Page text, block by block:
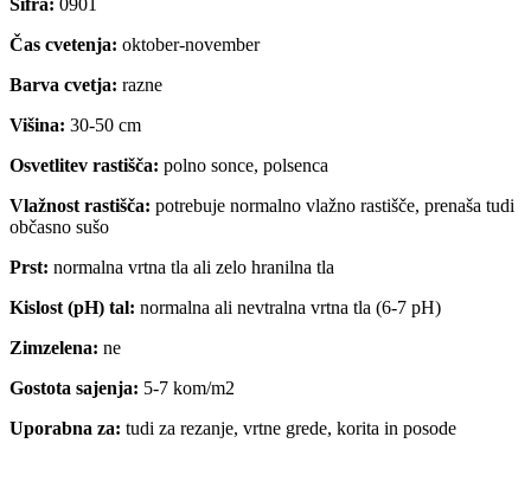
Čas cvetenja: oktober-november
Barva cvetja: razne
Višina: 30-50 cm
Osvetlitev rastišča: polno sonce, polsenca
Vlažnost rastišča: potrebuje normalno vlažno rastišče, prenaša tudi
občasno sušo
Prst: normalna vrtna tla ali zelo hranilna tla
Kislost (pH) tal: normalna ali nevtralna vrtna tla (6-7 pH)
Zimzelena: ne
Gostota sajenja: 5-7 kom/m2
Uporabna za: tudi za rezanje, vrtne grede, korita in posode